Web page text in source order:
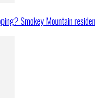
Smokey Mountain